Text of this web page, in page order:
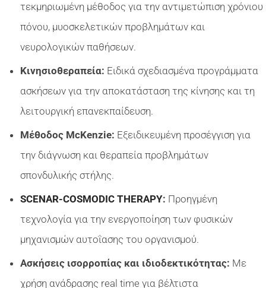
τεκμηριωμένη μέθοδος για την αντιμετώπιση χρόνιου
πόνου, μυοσκελετικών προβλημάτων και
νευρολογικών παθήσεων.
Κινησιοθεραπεία: Ειδικά σχεδιασμένα προγράμματα
ασκήσεων για την αποκατάσταση της κίνησης και τη
λειτουργική επανεκπαίδευση.
Μέθοδος McKenzie: Εξειδικευμένη προσέγγιση για
την διάγνωση και θεραπεία προβλημάτων
σπονδυλικής στήλης.
SCENAR-COSMODIC THERAPY: Προηγμένη
τεχνολογία για την ενεργοποίηση των φυσικών
μηχανισμών αυτοΐασης του οργανισμού.
Ασκήσεις ισορροπίας και ιδιοδεκτικότητας: Με
χρήση ανάδρασης real time για βέλτιστα